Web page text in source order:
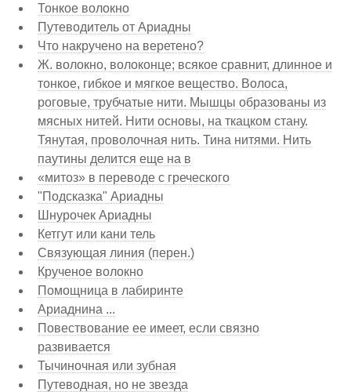
Тонкое волокно
Путеводитель от Ариадны
Что накручено на веретено?
Ж. волокно, волоконце; всякое сравнит, длинное и
тонкое, гибкое и мягкое вещество. Волоса,
роговые, трубчатые нити. Мышцы образованы из
мясных нитей. Нити основы, на ткацком стану.
Тянутая, проволочная нить. Тина нитями. Нить
паутины делится еще на в
«митоз» в переводе с греческого
"Подсказка" Ариадны
Шнурочек Ариадны
Кетгут или кани тель
Связующая линия (перен.)
Крученое волокно
Помощница в лабиринте
Ариаднина ...
Повествование ее имеет, если связно
развивается
Тычиночная или зубная
Путеводная, но не звезда